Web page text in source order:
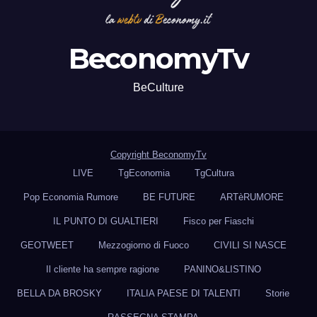
BeconomyTv
BeCulture
Copyright BeconomyTv
LIVE
TgEconomia TgCultura
Pop Economia Rumore BE FUTURE ARTèRUMORE
IL PUNTO DI GUALTIERI Fisco per Fiaschi
GEOTWEET Mezzogiorno di Fuoco CIVILI SI NASCE
Il cliente ha sempre ragione PANINO&LISTINO
BELLA DA BROSKY ITALIA PAESE DI TALENTI Storie